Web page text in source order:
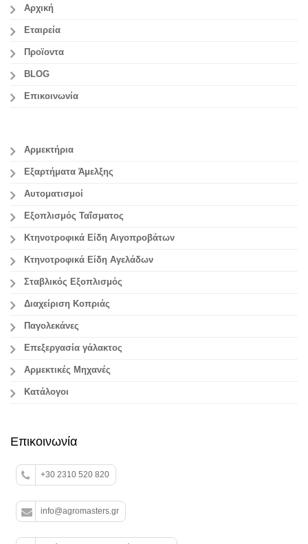
Αρχική
Εταιρεία
Προϊοντα
BLOG
Επικοινωνία
Αρμεκτήρια
Εξαρτήματα Άμελξης
Αυτοματισμοί
Εξοπλισμός Ταΐσματος
Κτηνοτροφικά Είδη Αιγοπροβάτων
Κτηνοτροφικά Είδη Αγελάδων
Σταβλικός Εξοπλισμός
Διαχείριση Κοπριάς
Παγολεκάνες
Επεξεργασία γάλακτος
Aρμεκτικές Μηχανές
Κατάλογοι
Επικοινωνία
+30 2310 520 820
info@agromasters.gr